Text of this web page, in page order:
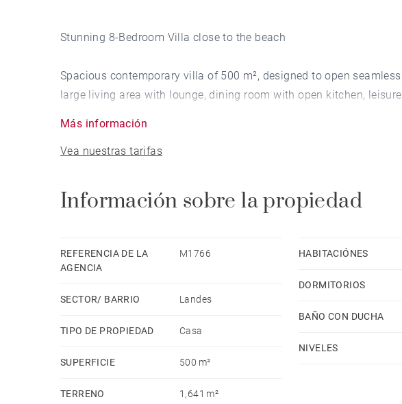
Stunning 8-Bedroom Villa close to the beach
Spacious contemporary villa of 500 m², designed to open
large living area with lounge, dining room with open kitchen,
The property offers 4 bedrooms, including a ground-floor en-suite,
On the garden level, there is a technical room, a large convertible
Four adjoining guest rooms complete this property.
Beach, town center, and all amenities accessible on foot or by bike.
Hossegor 20 min – Dax TGV station 35 min – Biarritz airport 50 min
Más información
Vea nuestras tarifas
Información sobre la propiedad
REFERENCIA DE LA
AGENCIA
M1766
SECTOR/ BARRIO Landes
TIPO DE PROPIEDAD Casa
SUPERFICIE 500 m²
TERRENO 1,641 m²
HABITACIÓNES
DORMITORIOS
BAÑO CON DUCHA
NIVELES